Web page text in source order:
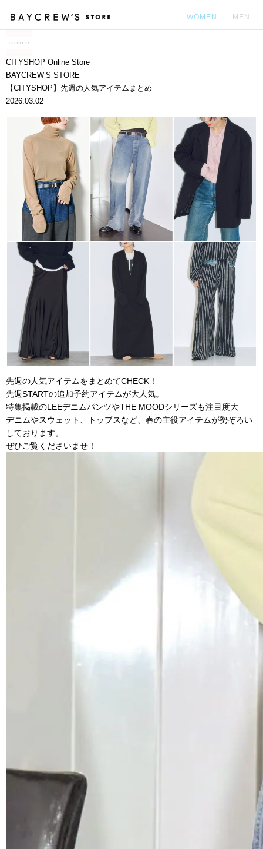
WOMEN MEN
CITYSHOP Online Store
BAYCREW’S STORE
【CITYSHOP】先週の人気アイテムまとめ
2026.03.02
先週の人気アイテムをまとめてCHECK！
先週STARTの追加予約アイテムが大人気。
特集掲載のLEEデニムパンツやTHE MOODシリーズも注目度大
デニムやスウェット、トップスなど、春の主役アイテムが勢ぞろい
しております。
ぜひご覧くださいませ！